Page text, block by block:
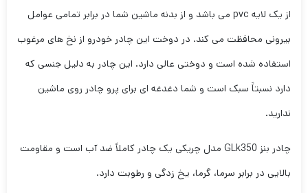
از یک لایه pvc می باشد و از بدنه ماشین شما در برابر تمامی عوامل
بیرونی محافظت می کند. در دوخت این چادر خودرو از نخ های مرغوب
استفاده شده است و دوختی عالی دارد. این چادر به دلیل جنسی که
دارد نسبتاََ سبک است و شما دغدغه ای برای پرو چادر روی ماشین
ندارید.
چادر بنز GLk350 مدل چریکی یک چادر کاملاََ ضد آب است و مقاومت
بالایی در برابر سرما، گرما، یخ زدگی و رطوبت دارد.